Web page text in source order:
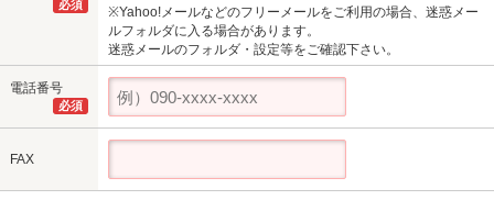
必須
※Yahoo!メールなどのフリーメールをご利用の場合、迷惑メー
ルフォルダに入る場合があります。
迷惑メールのフォルダ・設定等をご確認下さい。
電話番号
必須
FAX